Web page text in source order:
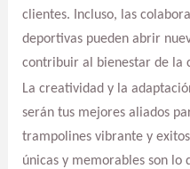
clientes. Incluso, las
deportivas pueden abrir
contribuir al bienestar de la
La creatividad y la
serán tus mejores aliados
trampolines vibrante y
únicas y memorables son lo